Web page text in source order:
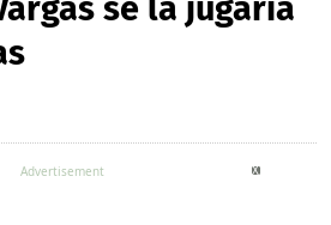
se la jugaría
X